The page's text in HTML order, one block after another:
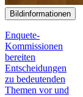
Bildinformationen
Enquete-
Kommissionen
bereiten
Entscheidungen
zu bedeutenden
Themen vor und